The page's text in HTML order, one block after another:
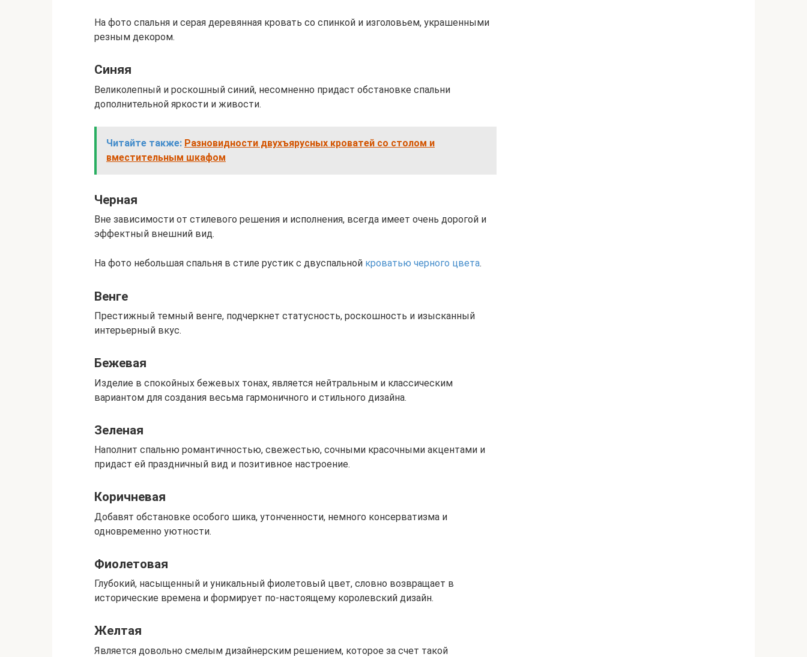
На фото спальня и серая деревянная кровать со спинкой и изголовьем, украшенными
резным декором.
Синяя
Великолепный и роскошный синий, несомненно придаст обстановке спальни
дополнительной яркости и живости.
Читайте также: Разновидности двухъярусных кроватей со столом и
вместительным шкафом
Черная
Вне зависимости от стилевого решения и исполнения, всегда имеет очень дорогой и
эффектный внешний вид.
На фото небольшая спальня в стиле рустик с двуспальной кроватью черного цвета.
Венге
Престижный темный венге, подчеркнет статусность, роскошность и изысканный
интерьерный вкус.
Бежевая
Изделие в спокойных бежевых тонах, является нейтральным и классическим
вариантом для создания весьма гармоничного и стильного дизайна.
Зеленая
Наполнит спальню романтичностью, свежестью, сочными красочными акцентами и
придаст ей праздничный вид и позитивное настроение.
Коричневая
Добавят обстановке особого шика, утонченности, немного консерватизма и
одновременно уютности.
Фиолетовая
Глубокий, насыщенный и уникальный фиолетовый цвет, словно возвращает в
исторические времена и формирует по-настоящему королевский дизайн.
Желтая
Является довольно смелым дизайнерским решением, которое за счет такой